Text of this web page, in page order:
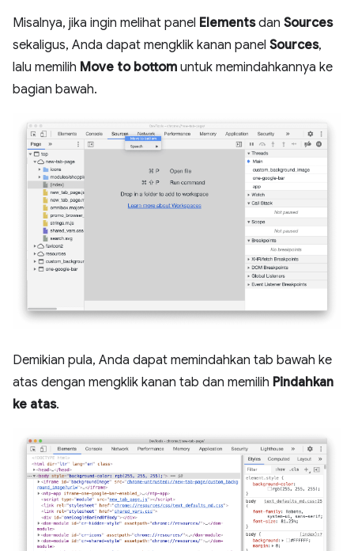
Misalnya, jika ingin melihat panel Elementsdan Sources
sekaligus, Anda dapat mengklik kanan panel Sources,
lalu memilih Move to bottom untuk memindahkannya ke
bagian bawah.
Demikian pula, Anda dapat memindahkan tab bawah ke
atas dengan mengklik kanan tab dan memilih Pindahkan
ke atas.